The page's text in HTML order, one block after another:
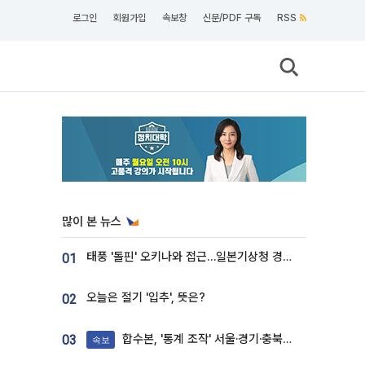
로그인 회원가입 속보창 신문/PDF 구독 RSS
많이 본 뉴스
01 태풍 '돌핀' 오키나와 접근…일본기상청 경로 업데이트
02 오늘은 절기 '입추', 뜻은?
03 속보 합수본, '통계 조작' 서울·경기·충북 선관위 등 추가 압수수색